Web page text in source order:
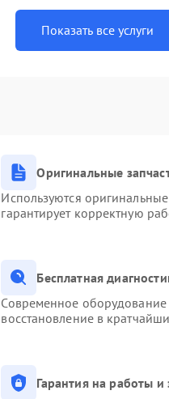
Показать все услуги
Оригинальные
Используются
гарантирует корректную
Бесплатная
Современное оборудование
восстановление в
Гарантия на работы и